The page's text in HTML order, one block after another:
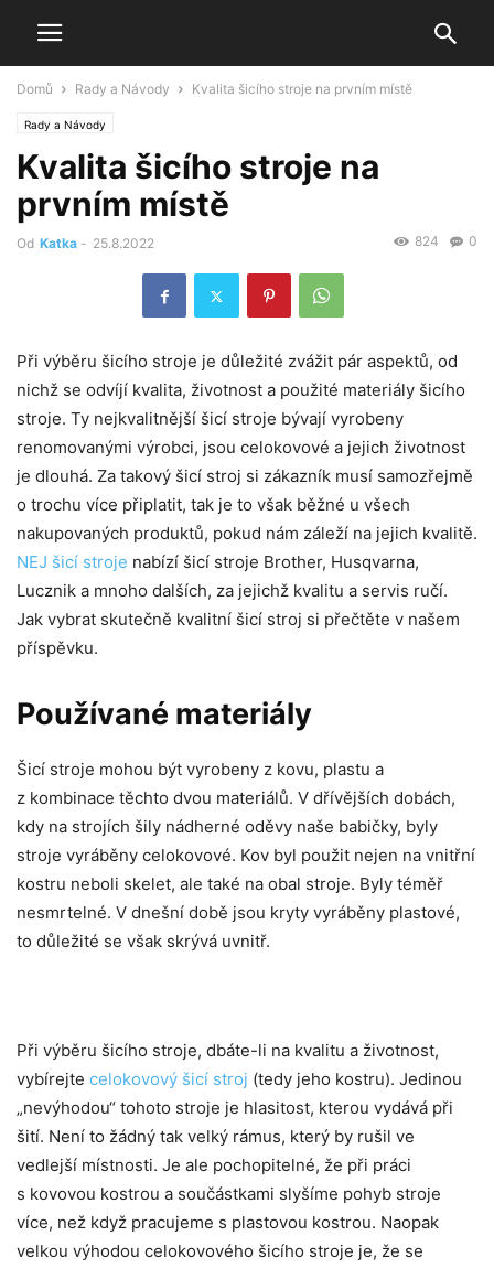
Domů Rady a Návody Kvalita šicího stroje na prvním místě
Rady a Návody
Kvalita šicího stroje na
prvním místě
Od Katka - 25.8.2022 0
824
Při výběru šicího stroje je důležité zvážit pár aspektů, od
nichž se odvíjí kvalita, životnost a použité materiály šicího
stroje. Ty nejkvalitnější šicí stroje bývají vyrobeny
renomovanými výrobci, jsou celokovové a jejich životnost
je dlouhá. Za takový šicí stroj si zákazník musí samozřejmě
o trochu více připlatit, tak je to však běžné u všech
nakupovaných produktů, pokud nám záleží na jejich kvalitě.
NEJ šicí stroje nabízí šicí stroje Brother, Husqvarna,
Lucznik a mnoho dalších, za jejichž kvalitu a servis ručí.
Jak vybrat skutečně kvalitní šicí stroj si přečtěte v našem
příspěvku.
Používané materiály
Šicí stroje mohou být vyrobeny z kovu, plastu a
z kombinace těchto dvou materiálů. V dřívějších dobách,
kdy na strojích šily nádherné oděvy naše babičky, byly
stroje vyráběny celokovové. Kov byl použit nejen na vnitřní
kostru neboli skelet, ale také na obal stroje. Byly téměř
nesmrtelné. V dnešní době jsou kryty vyráběny plastové,
to důležité se však skrývá uvnitř.
Při výběru šicího stroje, dbáte-li na kvalitu a životnost,
vybírejte celokovový šicí stroj (tedy jeho kostru). Jedinou
„nevýhodou“ tohoto stroje je hlasitost, kterou vydává při
šití. Není to žádný tak velký rámus, který by rušil ve
vedlejší místnosti. Je ale pochopitelné, že při práci
s kovovou kostrou a součástkami slyšíme pohyb stroje
více, než když pracujeme s plastovou kostrou. Naopak
velkou výhodou celokovového šicího stroje je, že se